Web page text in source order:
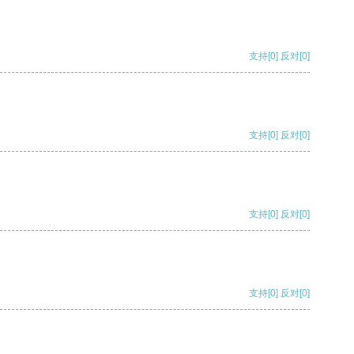
支持[0] 反对[0]
支持[0] 反对[0]
支持[0] 反对[0]
支持[0] 反对[0]